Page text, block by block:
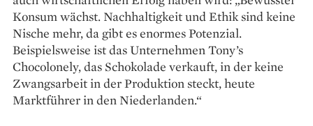
Konsum wächst. Nachhaltigkeit und Ethik sind keine
Nische mehr, da gibt es enormes Potenzial.
Beispielsweise ist das Unternehmen Tony’s
Chocolonely, das Schokolade verkauft, in der keine
Zwangsarbeit in der Produktion steckt, heute
Marktführer in den Niederlanden.“